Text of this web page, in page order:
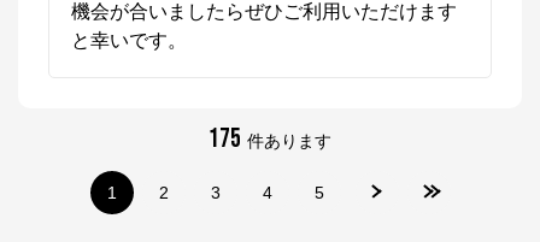
機会が合いましたらぜひご利用いただけます
と幸いです。
175 件あります
1 2 3 4 5
キョクヨーの公式通販サイト。魚の缶詰・海鮮品・冷
凍食品など豊富な品揃えが特徴です。